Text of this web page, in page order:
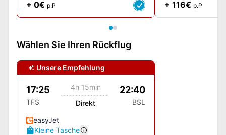
+ 0€ p.P + 116€ p.P
Wählen Sie Ihren Rückflug
Unsere Empfehlung
17:25
TFS
4h 15min
Direkt
22:40
BSL
easyJet
Kleine Tasche